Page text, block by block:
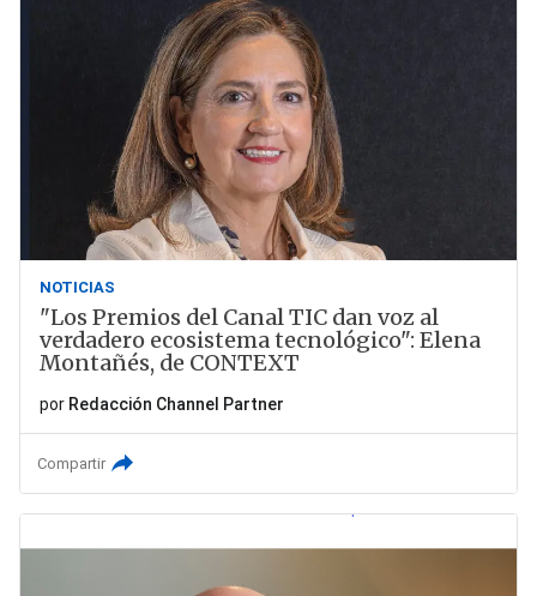
NOTICIAS
"Los Premios del Canal TIC dan voz al
verdadero ecosistema tecnológico": Elena
Montañés, de CONTEXT
por Redacción Channel Partner
Compartir